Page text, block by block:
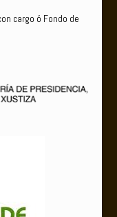
cargo ó Fondo de